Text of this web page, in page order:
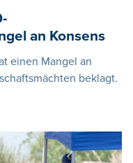
an Konsens
einen Mangel an
beklagt.